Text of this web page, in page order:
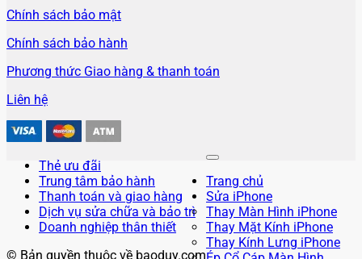
Chính sách bảo mật
Chính sách bảo hành
Phương thức Giao hàng & thanh toán
Liên hệ
Thẻ ưu đãi
Trung tâm bảo hành
Thanh toán và giao hàng
Dịch vụ sửa chữa và bảo trì
Doanh nghiệp thân thiết
© Bản quyền thuộc về baoduy.com
Trang chủ
Sửa iPhone
Thay Màn Hình iPhone
Thay Mặt Kính iPhone
Thay Kính Lưng iPhone